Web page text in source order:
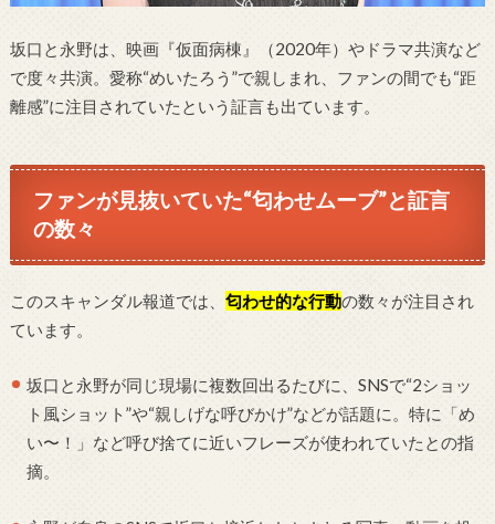
坂口と永野は、映画『仮面病棟』（2020年）やドラマ共演など
で度々共演。愛称“めいたろう”で親しまれ、ファンの間でも“距
離感”に注目されていたという証言も出ています。
ファンが見抜いていた“匂わせムーブ”と証言
の数々
このスキャンダル報道では、 匂わせ的な行動の数々が注目され
ています。
坂口と永野が同じ現場に複数回出るたびに、SNSで“2ショッ
ト風ショット”や“親しげな呼びかけ”などが話題に。特に「め
い〜！」など呼び捨てに近いフレーズが使われていたとの指
摘。